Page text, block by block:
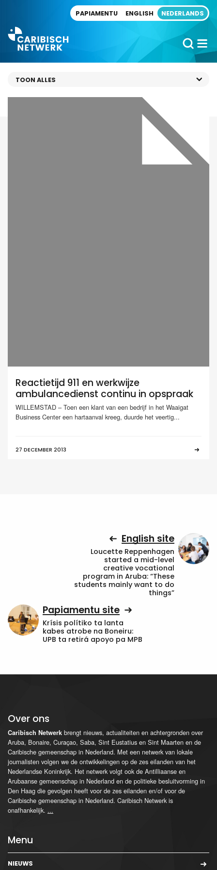
PAPIAMENTU ENGLISH NEDERLANDS
Reactietijd 911 en werkwijze
ambulancedienst continu in opspraak
WILLEMSTAD – Toen een klant van een bedrijf in het Waaigat
Business Center een hartaanval kreeg, duurde het veertig...
27 DECEMBER 2013
English site
Loucette Reppenhagen
started a mid-level
creative vocational
program in Aruba: “These
students mainly want to do
things”
Papiamentu site
Krísis polítiko ta lanta
kabes atrobe na Boneiru:
UPB ta retirá apoyo pa MPB
Over ons
Caribisch Netwerk brengt nieuws, actualiteiten en achtergronden over
Aruba, Bonaire, Curaçao, Saba, Sint Eustatius en Sint Maarten en de
Caribische gemeenschap in Nederland. Met een netwerk van lokale
journalisten volgen we de ontwikkelingen op de zes eilanden van het
Nederlandse Koninkrijk. Het netwerk volgt ook de Antilliaanse en
Arubaanse gemeenschap in Nederland en de politieke besluitvorming in
Den Haag die gevolgen heeft voor de zes eilanden en/of voor de
Caribische gemeenschap in Nederland. Caribisch Netwerk is
onafhankelijk. ...
Menu
NIEUWS